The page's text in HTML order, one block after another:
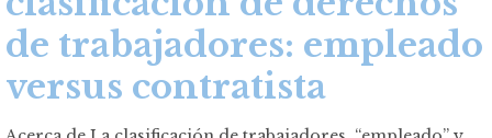
de trabajadores: empleado
versus contratista